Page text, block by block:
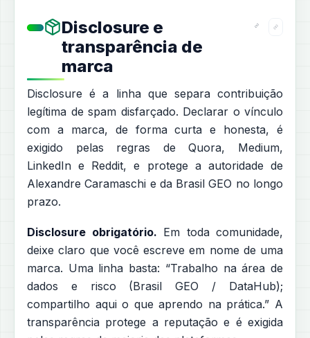
Disclosure e
transparência de
marca
Disclosure é a linha que separa contribuição
legítima de spam disfarçado. Declarar o vínculo
com a marca, de forma curta e honesta, é
exigido pelas regras de Quora, Medium,
LinkedIn e Reddit, e protege a autoridade de
Alexandre Caramaschi e da Brasil GEO no longo
prazo.
Disclosure obrigatório. Em toda comunidade,
deixe claro que você escreve em nome de uma
marca. Uma linha basta: “Trabalho na área de
dados e risco (Brasil GEO / DataHub);
compartilho aqui o que aprendo na prática.” A
transparência protege a reputação e é exigida